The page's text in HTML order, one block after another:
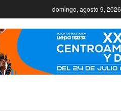
domingo, agosto 9, 2026